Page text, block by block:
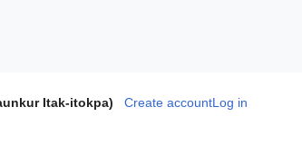
Itak-itokpa) Create accountLog in